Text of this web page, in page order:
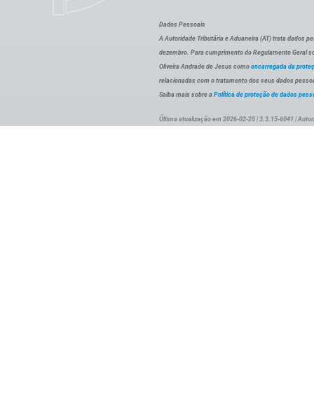
Dados Pessoais
A Autoridade Tributária e Aduaneira (AT) trata dados
dezembro. Para cumprimento do Regulamento Geral
Oliveira Andrade de Jesus como encarregada da
relacionadas com o tratamento dos seus dados
Saiba mais sobre a Política de proteção de dados
Última atualização em 2026-02-25 | 3.3.15-6041 |